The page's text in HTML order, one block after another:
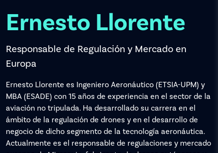
Ernesto Llorente
Responsable de Regulación y Mercado en
Europa
Ernesto Llorente es Ingeniero Aeronáutico (ETSIA-UPM) y
MBA (ESADE) con 15 años de experiencia en el sector de la
aviación no tripulada. Ha desarrollado su carrera en el
ámbito de la regulación de drones y en el desarrollo de
negocio de dicho segmento de la tecnología aeronáutica.
Actualmente es el responsable de regulaciones y mercado